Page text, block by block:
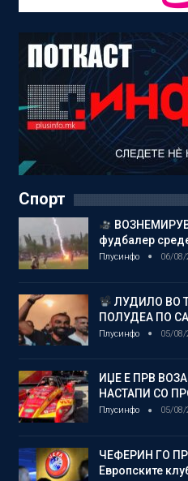
Спорт
фудбалер
Плусинфо 06/08/
ЛУДИЛО ВО
ПОЛУДЕА ПО
Плусинфо 05/08/
ИЏЕ Е ПРВ
НАСТАПИ СО
Плусинфо 05/08/
ЧЕФЕРИН ГО
Европските